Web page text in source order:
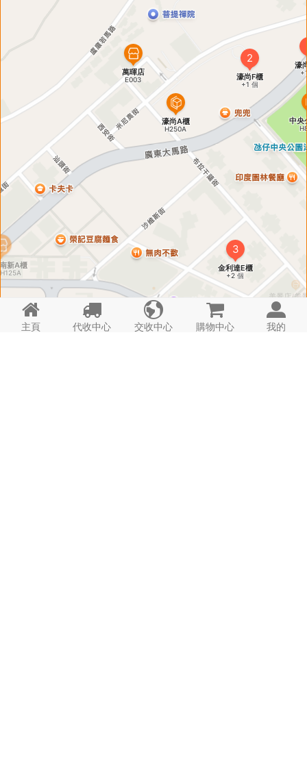

主頁

代收中心

交收中心

購物中心

我的
代購 導航
電話: -
時間: 24hrs 詳情